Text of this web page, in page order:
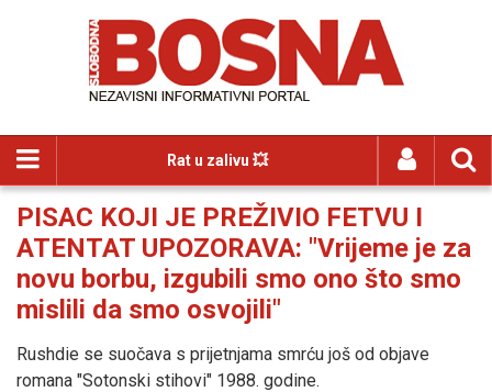
Rat u zalivu 💥
PISAC KOJI JE PREŽIVIO FETVU I
ATENTAT UPOZORAVA: "Vrijeme je za
novu borbu, izgubili smo ono što smo
mislili da smo osvojili"
Rushdie se suočava s prijetnjama smrću još od objave
romana "Sotonski stihovi" 1988. godine.